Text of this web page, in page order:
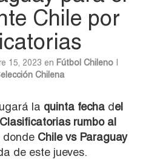
Chile por
15, 2023 en Fútbol Chileno
Chilena
la quinta fecha del
rumbo al
donde Chile vs Paraguay
de este jueves.